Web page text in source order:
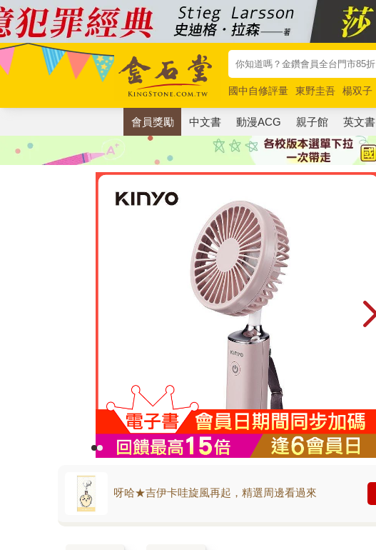
國中自修評量 東野圭吾 楊双子
唯紅花綻放
奧德賽 路邊攤新作
會員獎勵 中文書 動漫ACG 親子館 英文書
呀哈★吉伊卡哇旋風再起，精選周邊看過來